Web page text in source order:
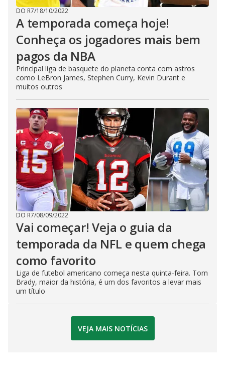
DO R7/18/10/2022
A temporada começa hoje!
Conheça os jogadores mais bem
pagos da NBA
Principal liga de basquete do planeta conta com astros
como LeBron James, Stephen Curry, Kevin Durant e
muitos outros
DO R7/08/09/2022
Vai começar! Veja o guia da
temporada da NFL e quem chega
como favorito
Liga de futebol americano começa nesta quinta-feira. Tom
Brady, maior da história, é um dos favoritos a levar mais
um título
VEJA MAIS NOTÍCIAS